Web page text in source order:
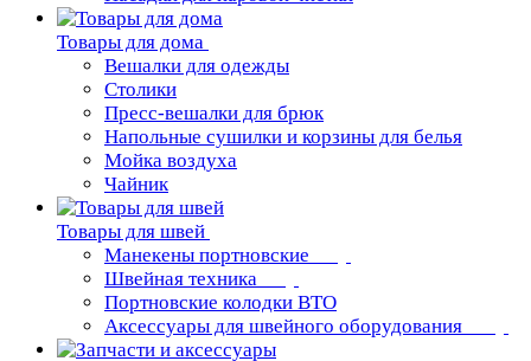
Товары для дома
Вешалки для одежды
Столики
Пресс-вешалки для брюк
Напольные сушилки и корзины для белья
Мойка воздуха
Чайник
Товары для швей
Манекены портновские
Швейная техника
Портновские колодки ВТО
Аксессуары для швейного оборудования